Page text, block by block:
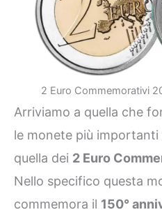
2 Euro Commemorativi
Arriviamo a quella che
le monete più importanti
quella dei 2 Euro
Nello specifico questa
commemora il 150°